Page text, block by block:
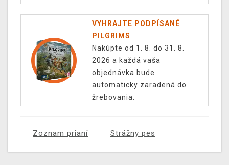
VYHRAJTE PODPÍSANÉ
PILGRIMS
Nakúpte od 1. 8. do 31. 8.
2026 a každá vaša
objednávka bude
automaticky zaradená do
žrebovania.
Zoznam prianí Strážny pes